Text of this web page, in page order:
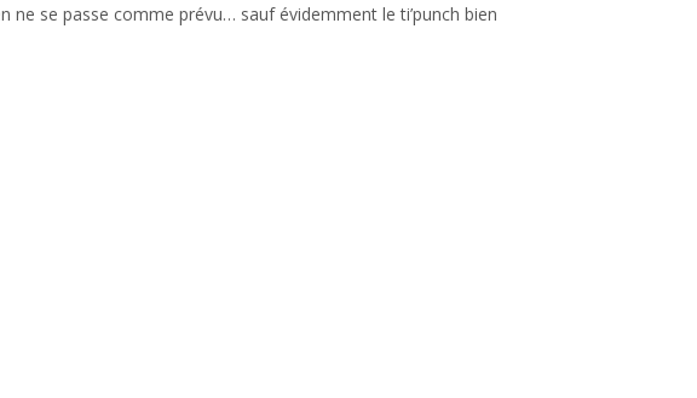
se passe comme prévu… sauf évidemment le ti’punch bien